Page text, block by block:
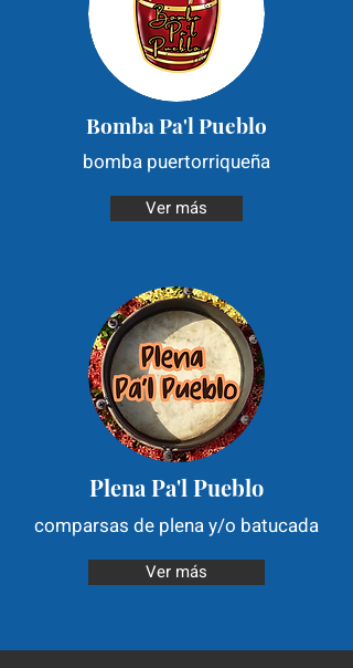
Bomba Pa'l Pueblo
bomba puertorriqueña
Ver más
Plena Pa'l Pueblo
comparsas de plena y/o batucada
Ver más